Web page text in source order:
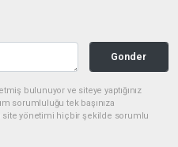
Gonder
bulunuyor ve siteye yaptığınız
sorumluluğu tek başınıza
site yönetimi hiçbir şekilde sorumlu